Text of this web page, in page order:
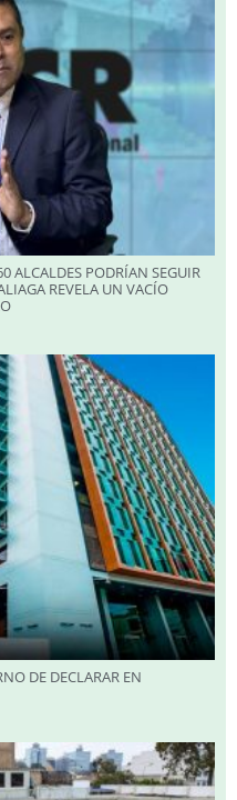
ALCALDES PODRÍAN SEGUIR
REVELA UN VACÍO
DE DECLARAR EN